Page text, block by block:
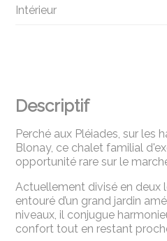
Descriptif
Perché aux Pléiades, sur les
Blonay, ce chalet familial
opportunité rare sur le
Actuellement divisé en
entouré d’un grand jardin
niveaux, il conjugue
confort tout en restant
Intérieur